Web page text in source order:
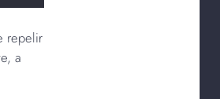
repelir
a